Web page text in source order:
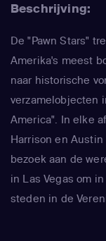
Beschrijving:
De "Pawn Stars"
Amerika's meest
naar historische
verzamelobjecten
America". In elke
Harrison en
bezoek aan de
in Las Vegas om
steden in de